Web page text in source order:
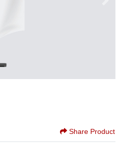
Share Product